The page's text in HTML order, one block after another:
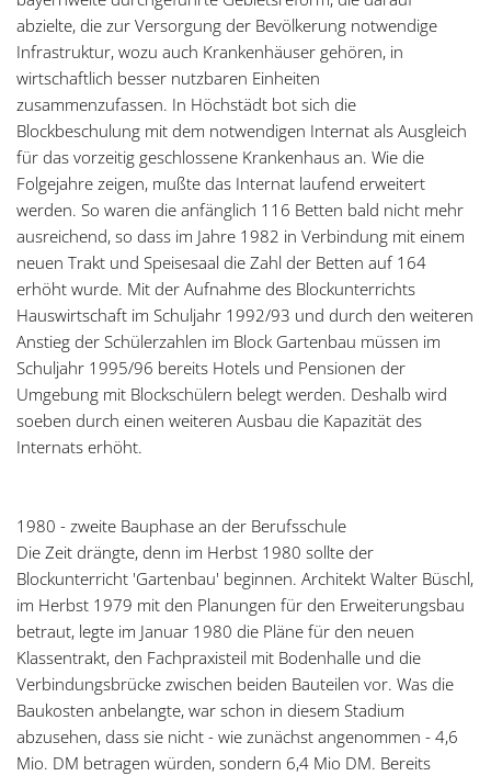
abzielte, die zur Versorgung der Bevölkerung notwendige
Infrastruktur, wozu auch Krankenhäuser gehören, in
wirtschaftlich besser nutzbaren Einheiten
zusammenzufassen. In Höchstädt bot sich die
Blockbeschulung mit dem notwendigen Internat als Ausgleich
für das vorzeitig geschlossene Krankenhaus an. Wie die
Folgejahre zeigen, mußte das Internat laufend erweitert
werden. So waren die anfänglich 116 Betten bald nicht mehr
ausreichend, so dass im Jahre 1982 in Verbindung mit einem
neuen Trakt und Speisesaal die Zahl der Betten auf 164
erhöht wurde. Mit der Aufnahme des Blockunterrichts
Hauswirtschaft im Schuljahr 1992/93 und durch den weiteren
Anstieg der Schülerzahlen im Block Gartenbau müssen im
Schuljahr 1995/96 bereits Hotels und Pensionen der
Umgebung mit Blockschülern belegt werden. Deshalb wird
soeben durch einen weiteren Ausbau die Kapazität des
Internats erhöht.
1980 - zweite Bauphase an der Berufsschule
Die Zeit drängte, denn im Herbst 1980 sollte der
Blockunterricht 'Gartenbau' beginnen. Architekt Walter Büschl,
im Herbst 1979 mit den Planungen für den Erweiterungsbau
betraut, legte im Januar 1980 die Pläne für den neuen
Klassentrakt, den Fachpraxisteil mit Bodenhalle und die
Verbindungsbrücke zwischen beiden Bauteilen vor. Was die
Baukosten anbelangte, war schon in diesem Stadium
abzusehen, dass sie nicht - wie zunächst angenommen - 4,6
Mio. DM betragen würden, sondern 6,4 Mio DM. Bereits